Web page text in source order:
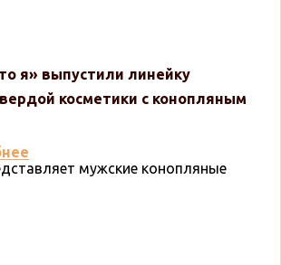
я» выпустили линейку
косметики с конопляным